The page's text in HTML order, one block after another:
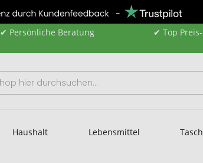
✔ Persönliche Beratung ✔ Top
Haushalt Lebensmittel